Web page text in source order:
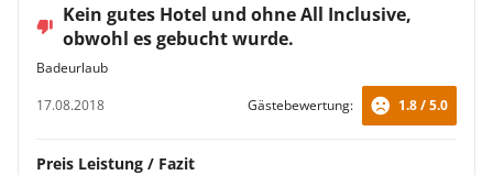
Kein gutes Hotel und ohne All Inclusive,
obwohl es gebucht wurde.
Badeurlaub
17.08.2018
Gästebewertung: 1.8 / 5.0
Preis Leistung / Fazit